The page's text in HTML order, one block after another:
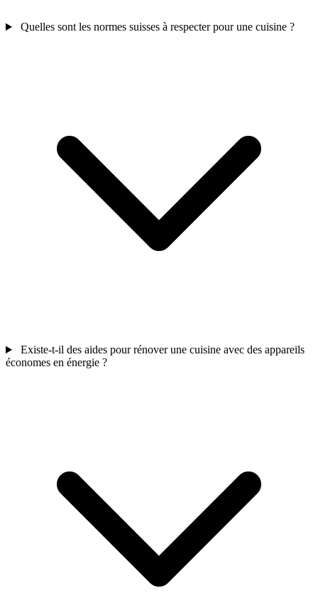
Quelles sont les normes suisses à respecter pour une cuisine ?
Existe-t-il des aides pour rénover une cuisine avec des appareils
économes en énergie ?